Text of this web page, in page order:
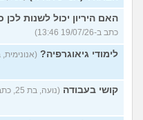
האם היריון יכול לשנות
כתב ב-19/07/26 13:46)
לימודי גיאוגרפיה? (אנונימית, בת 19, כתבה ב-19/
קושי בעבודה (נועה, בת 25, כתבה ב-16/07/26 16:28)